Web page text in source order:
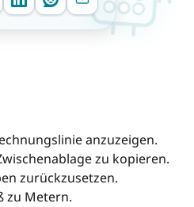
anzuzeigen.
zu kopieren.
zurückzusetzen.
zu Metern.